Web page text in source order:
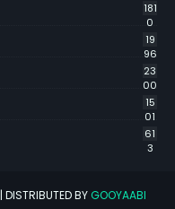
181
0
19
96
23
00
15
01
61
3
| DISTRIBUTED BY GOOYAABI